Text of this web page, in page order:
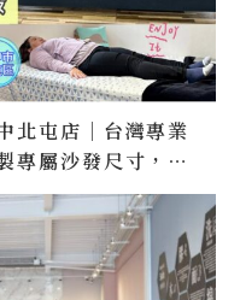
北屯店｜台灣專業
專屬沙發尺寸，一
、布料、顏色、
年保固！